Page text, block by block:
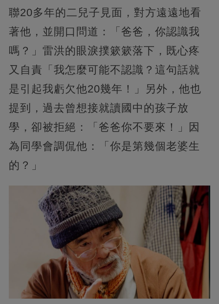
聯20多年的二兒子見面，對方遠遠地看
著他，並開口問道：「爸爸，你認識我
嗎？」雷洪的眼淚撲簌簌落下，既心疼
又自責「我怎麼可能不認識？這句話就
是引起我虧欠他20幾年！」另外，他也
提到，過去曾想接就讀國中的孩子放
學，卻被拒絕：「爸爸你不要來！」因
為同學會調侃他：「你是第幾個老婆生
的？」